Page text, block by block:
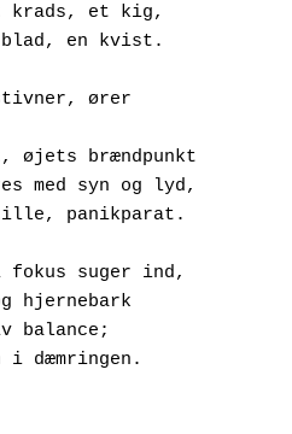
et krads, et kig,
et blad, en kvist.
ører
øjets brændpunkt
med syn og lyd,
stille, panikparat.
suger ind,
og hjernebark
balance;
hun i dæmringen.